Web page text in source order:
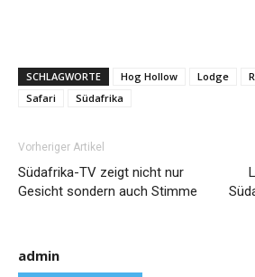
SCHLAGWORTE Hog Hollow Lodge
Safari
Südafrika
Vorheriger Artikel
Südafrika-TV zeigt nicht nur
Gesicht sondern auch Stimme
admin